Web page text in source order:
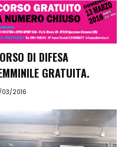
DI DIFESA
GRATUITA.
03/2016